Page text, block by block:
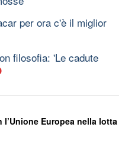
per ora c'è il miglior
filosofia: 'Le cadute
Europea nella lotta